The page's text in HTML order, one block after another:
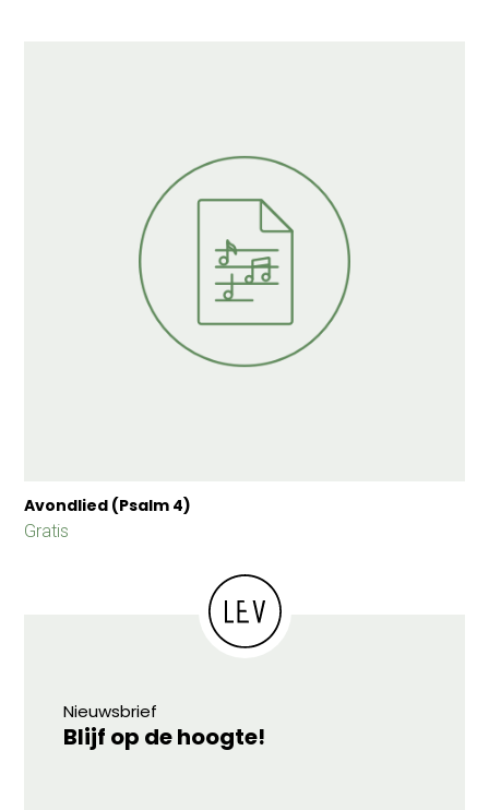
Avondlied (Psalm 4)
Gratis
Nieuwsbrief
Blijf op de hoogte!